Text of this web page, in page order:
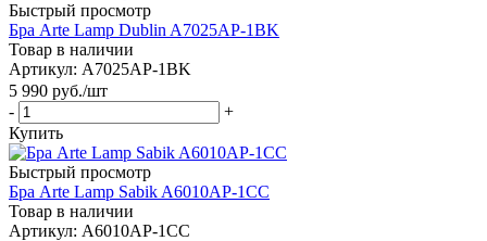
Быстрый просмотр
Бра Arte Lamp Dublin A7025AP-1BK
Товар в наличии
Артикул: A7025AP-1BK
5 990 руб./шт
-
+
Купить
Быстрый просмотр
Бра Arte Lamp Sabik A6010AP-1CC
Товар в наличии
Артикул: A6010AP-1CC